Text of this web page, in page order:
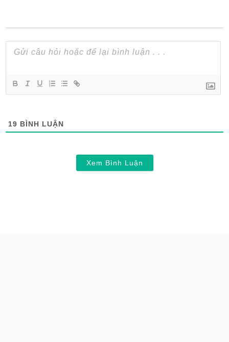
19 BÌNH LUẬN
Xem Bình Luận